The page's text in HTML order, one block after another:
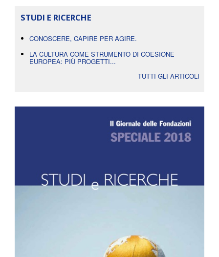
STUDI E RICERCHE
CONOSCERE, CAPIRE PER AGIRE.
LA CULTURA COME STRUMENTO DI COESIONE
EUROPEA: PIÙ PROGETTI...
TUTTI GLI ARTICOLI